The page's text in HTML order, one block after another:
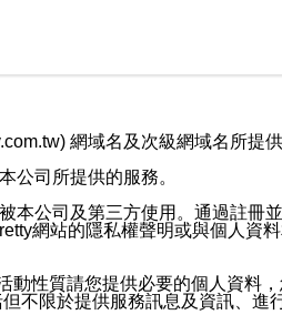
網域名及次級網域名所提
公司所提供的服務。
公司及第三方使用。通過註冊
網站的隱私權聲明或與個人資
性質請您提供必要的個人資料
不限於提供服務訊息及資訊、